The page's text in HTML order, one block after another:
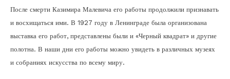
После смерти Казимира Малевича его работы продолжили признавать
и восхищаться ими. В 1927 году в Ленинграде была организована
выставка его работ, представлены были и «Черный квадрат» и другие
полотна. В наши дни его работы можно увидеть в различных музеях
и собраниях искусства по всему миру.